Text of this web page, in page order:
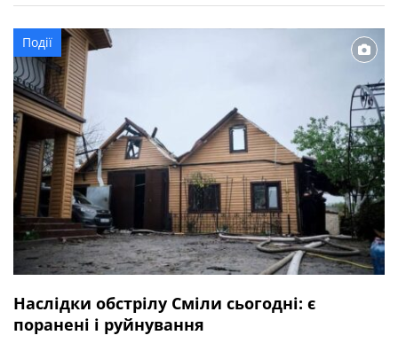
рада. На одній локації ворожий БПЛА влучив у дерево
між приватними будинками. Є пошкодження
домоволодінь і прилеглої території. Ще на одній локації
— […]
Події
Наслідки обстрілу Сміли сьогодні: є
поранені і руйнування